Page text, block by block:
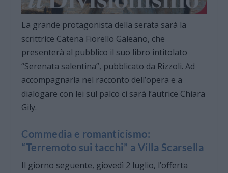
La grande protagonista della serata sarà la
scrittrice Catena Fiorello Galeano, che
presenterà al pubblico il suo libro intitolato
“Serenata salentina”, pubblicato da Rizzoli. Ad
accompagnarla nel racconto dell’opera e a
dialogare con lei sul palco ci sarà l’autrice Chiara
Gily.
Commedia e romanticismo:
“Terremoto sui tacchi” a Villa Scarsella
Il giorno seguente, giovedì 2 luglio, l’offerta